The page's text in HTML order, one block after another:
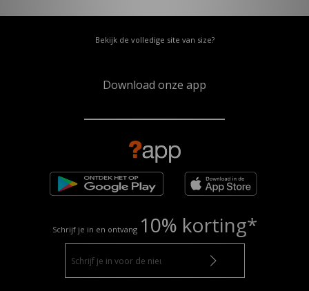
Bekijk de volledige site van size?
Download onze app
Schrijf je in en ontvang 10% korting*